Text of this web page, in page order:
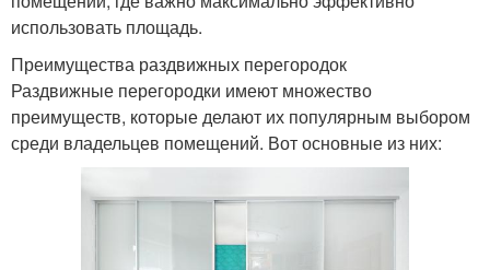
использовать площадь.
Преимущества раздвижных перегородок
Раздвижные перегородки имеют множество
преимуществ, которые делают их популярным выбором
среди владельцев помещений. Вот основные из них: